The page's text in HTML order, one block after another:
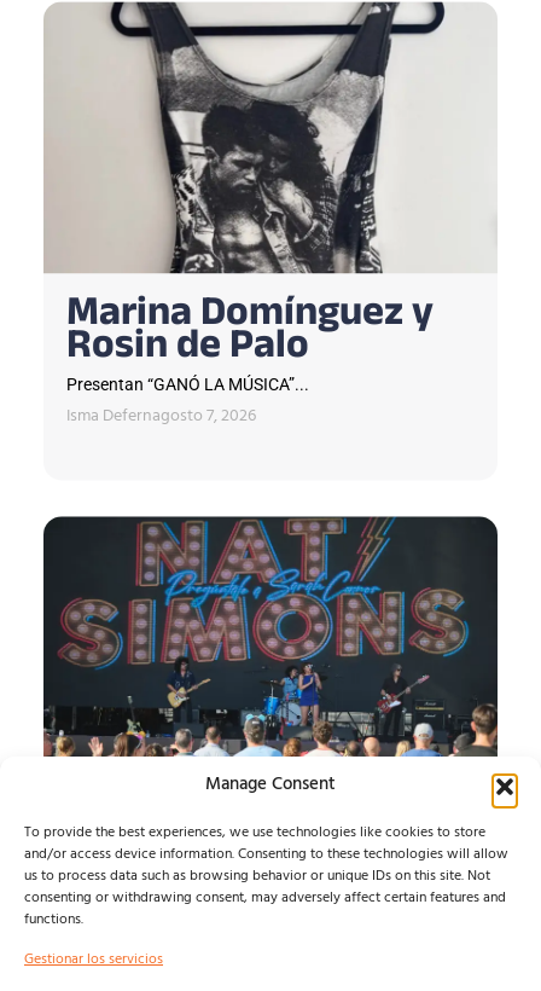
Manage Consent
To provide the best experiences, we use technologies like cookies to store
and/or access device information. Consenting to these technologies will allow
us to process data such as browsing behavior or unique IDs on this site. Not
consenting or withdrawing consent, may adversely affect certain features and
functions.
Gestionar los servicios
Marina Domínguez y
Rosin de Palo
Presentan “GANÓ LA MÚSICA”...
Isma Defernagosto 7, 2026
SONORAMA RIBERA:
CRÓNICA MIÉRCOLES
ARRANCA LA 29 EDICIÓN...
Álvaro Muntz